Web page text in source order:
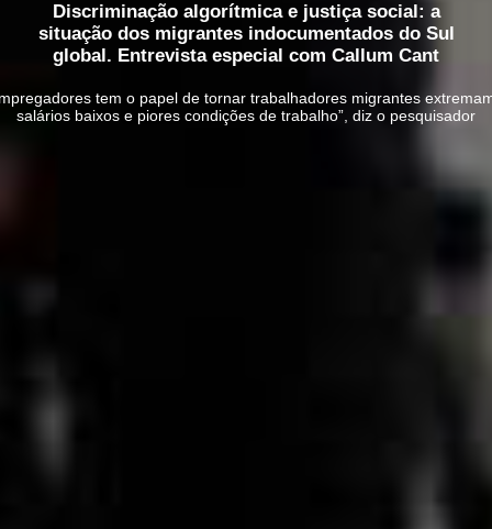
Discriminação algorítmica e justiça social: a
situação dos migrantes indocumentados do Sul
global. Entrevista especial com Callum Cant
tem o papel de tornar trabalhadores migrantes
salários baixos e piores condições de trabalho”, diz o pesquisador